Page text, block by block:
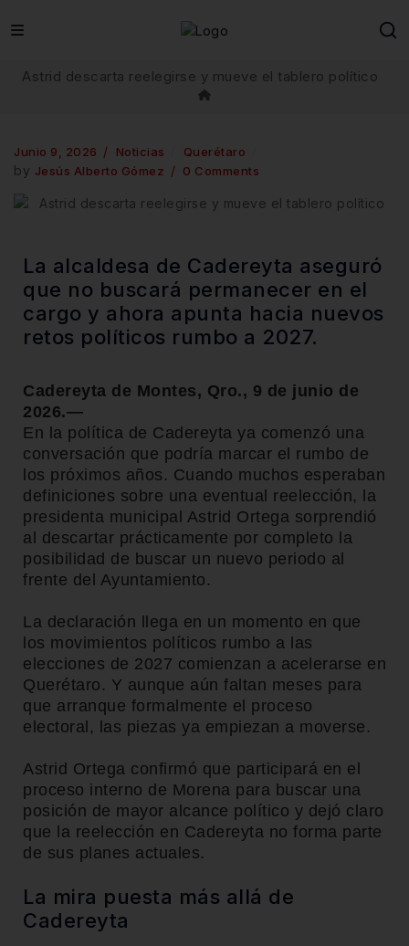
Astrid descarta reelegirse y mueve el tablero político
Junio 9, 2026 Noticias Querétaro
by Jesús Alberto Gómez 0 Comments
La alcaldesa de Cadereyta aseguró
que no buscará permanecer en el
cargo y ahora apunta hacia nuevos
retos políticos rumbo a 2027.
Cadereyta de Montes, Qro., 9 de junio de
2026.—
En la política de Cadereyta ya comenzó una
conversación que podría marcar el rumbo de
los próximos años. Cuando muchos esperaban
definiciones sobre una eventual reelección, la
presidenta municipal Astrid Ortega sorprendió
al descartar prácticamente por completo la
posibilidad de buscar un nuevo periodo al
frente del Ayuntamiento.
La declaración llega en un momento en que
los movimientos políticos rumbo a las
elecciones de 2027 comienzan a acelerarse en
Querétaro. Y aunque aún faltan meses para
que arranque formalmente el proceso
electoral, las piezas ya empiezan a moverse.
Astrid Ortega confirmó que participará en el
proceso interno de Morena para buscar una
posición de mayor alcance político y dejó claro
que la reelección en Cadereyta no forma parte
de sus planes actuales.
La mira puesta más allá de
Cadereyta